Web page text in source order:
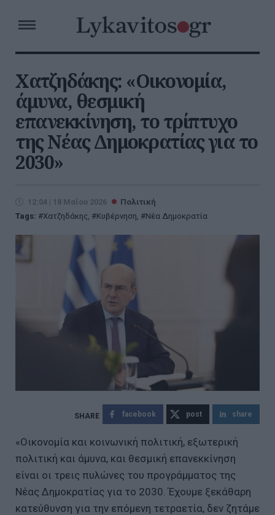
Χατζηδάκης: «Οικονομία,
άμυνα, θεσμική
επανεκκίνηση, το τρίπτυχο
της Νέας Δημοκρατίας για το
2030»
12:04 | 18 Μαΐου 2026
Πολιτική
Tags:
Χατζηδάκης, Κυβέρνηση, Νέα Δημοκρατία
facebook post share
«Οικονομία και κοινωνική πολιτική, εξωτερική
πολιτική και άμυνα, και θεσμική επανεκκίνηση
είναι οι τρεις πυλώνες του προγράμματος της
Νέας Δημοκρατίας για το 2030. Έχουμε ξεκάθαρη
κατεύθυνση για την επόμενη τετραετία, δεν ζητάμε